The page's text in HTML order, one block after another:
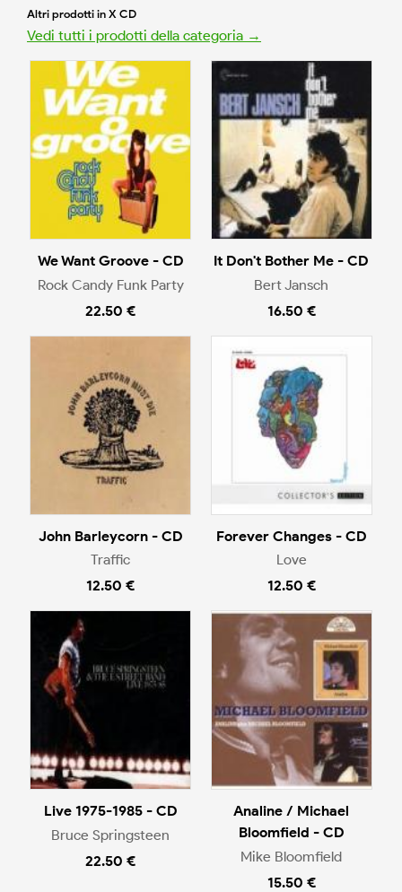
Altri prodotti in X CD
Vedi tutti i prodotti della categoria →
We Want Groove - CD
Rock Candy Funk Party
22.50 €
It Don't Bother Me - CD
Bert Jansch
16.50 €
John Barleycorn - CD
Traffic
12.50 €
Forever Changes - CD
Love
12.50 €
Live 1975-1985 - CD
Bruce Springsteen
22.50 €
Analine / Michael
Bloomfield - CD
Mike Bloomfield
15.50 €